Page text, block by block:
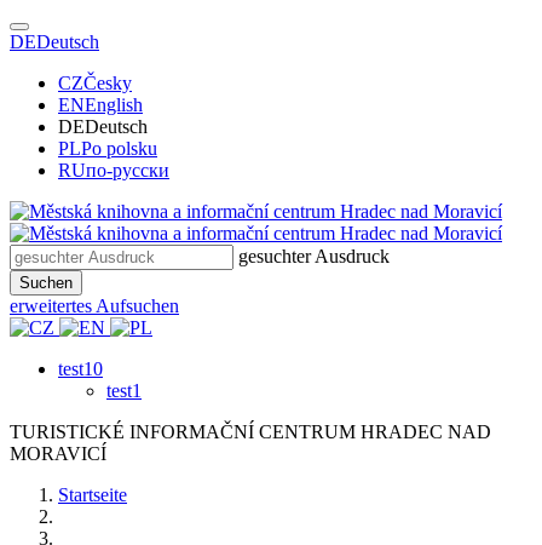
DEDeutsch
CZČesky
ENEnglish
DEDeutsch
PLPo polsku
RUпо-русски
gesuchter Ausdruck
Suchen
erweitertes Aufsuchen
test10
test1
TURISTICKÉ INFORMAČNÍ CENTRUM HRADEC NAD
MORAVICÍ
Startseite